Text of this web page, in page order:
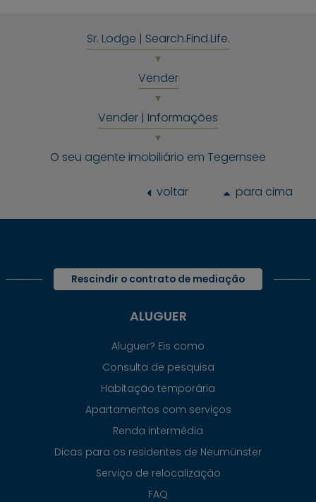
Sr. Lodge | Search.Find.Life.
Vender
Vender | Informações
O seu agente imobiliário em Tegernsee
voltar para cima
Rescindir o contrato de mediação
ALUGUER
Aluguer? Eis como
Consulta de pesquisa
Habitação temporária
Apartamentos com serviços
Renda intermédia
Dicas para os residentes de Neumünster
Serviço de relocalização
FAQ